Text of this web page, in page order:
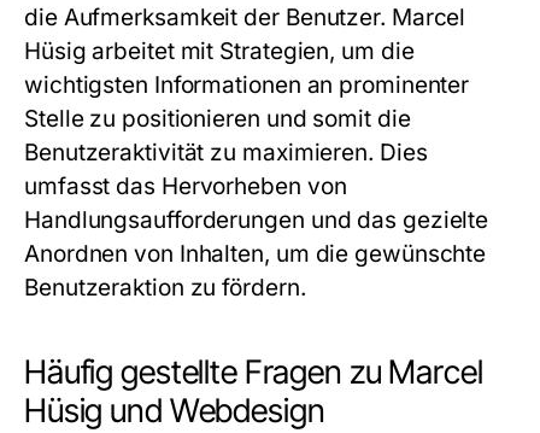
die Aufmerksamkeit der Benutzer. Marcel
Hüsig arbeitet mit Strategien, um die
wichtigsten Informationen an prominenter
Stelle zu positionieren und somit die
Benutzeraktivität zu maximieren. Dies
umfasst das Hervorheben von
Handlungsaufforderungen und das gezielte
Anordnen von Inhalten, um die gewünschte
Benutzeraktion zu fördern.
Häufig gestellte Fragen zu Marcel
Hüsig und Webdesign